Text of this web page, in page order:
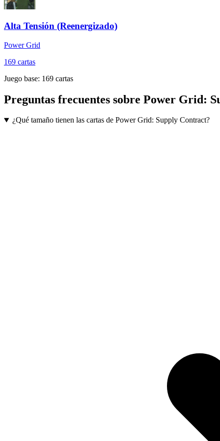
Alta Tensión (Reenergizado)
Power Grid
169 cartas
Juego base: 169 cartas
Preguntas frecuentes sobre Power Grid:
¿Qué tamaño tienen las cartas de Power Grid: Supply Contract?